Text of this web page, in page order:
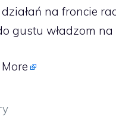
na froncie
gustu władzom na